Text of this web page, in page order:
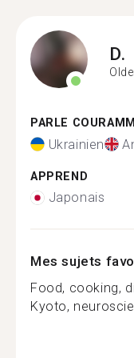
D.
PARLE
Ukrainien
APPREND
Japonais
Mes sujets
Food, cooking,
Kyoto,